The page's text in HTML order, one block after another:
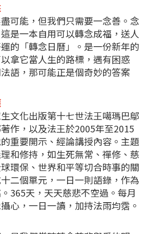
可能，但我們只需要一念善。念
是一本自用可以轉念成福，送人
的「轉念日曆」。是一份新年的
拿它當人生的路標，遇有困惑
語，那可能正是個奇妙的答案
文化出版第十七世法王噶瑪巴鄔
作，以及法王於2005年至2015
重要開示、經論講授內容。主題
和修持，如生死無常、禪修、慈
環保、世界和平等切合時事的關
二個單元，一日一則語錄，作為
365天，天天慈悲不空過。每月
心，一日一讀，加持法雨均霑。